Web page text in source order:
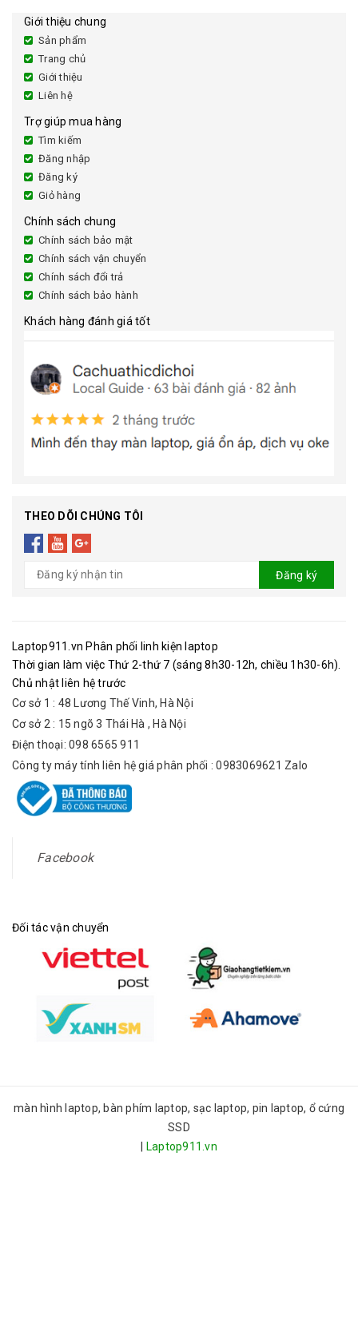
Giới thiệu chung
Sản phẩm
Trang chủ
Giới thiệu
Liên hệ
Trợ giúp mua hàng
Tìm kiếm
Đăng nhập
Đăng ký
Giỏ hàng
Chính sách chung
Chính sách bảo mật
Chính sách vận chuyển
Chính sách đổi trả
Chính sách bảo hành
Khách hàng đánh giá tốt
THEO DÕI CHÚNG TÔI
Đăng ký
Laptop911.vn Phân phối linh kiện laptop
Thời gian làm việc Thứ 2-thứ 7 (sáng 8h30-12h, chiều 1h30-6h).
Chủ nhật liên hệ trước
Cơ sở 1 : 48 Lương Thế Vinh, Hà Nội
Cơ sở 2 : 15 ngõ 3 Thái Hà , Hà Nội
Điện thoại: 098 6565 911
Công ty máy tính liên hệ giá phân phối : 0983069621 Zalo
Facebook
Đối tác vận chuyển
màn hình laptop, bàn phím laptop, sạc laptop, pin laptop, ổ cứng
SSD
Laptop911.vn